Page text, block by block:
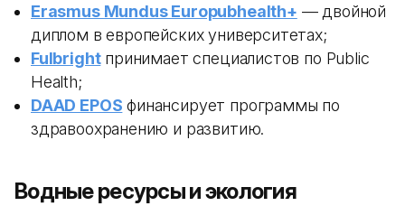
Erasmus Mundus Europubhealth+ — двойной
диплом в европейских университетах;
Fulbrightпринимает специалистов по Public
Health;
DAAD EPOS финансирует программы по
здравоохранению и развитию.
Водные ресурсы и экология